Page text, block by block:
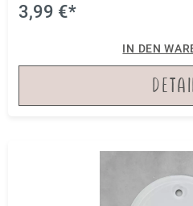
hochwertige Optik. Auch
und Gestalten geeignet.
3,99 €*
IN DEN